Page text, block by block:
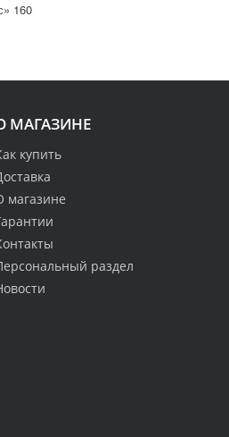
160
МАГАЗИНЕ
купить
магазине
раздел